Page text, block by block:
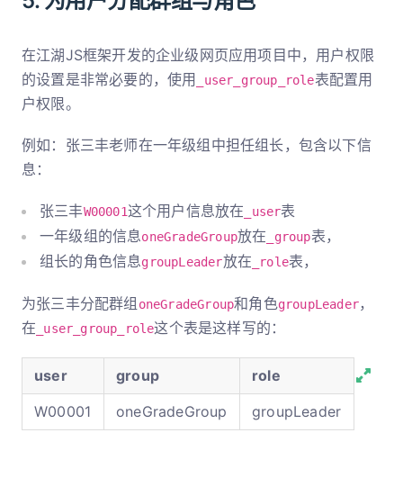
在江湖JS框架开发的企业级网页应用项目中，用户权限
的设置是非常必要的，使用 _user_group_role表配置用
户权限。
例如：张三丰老师在一年级组中担任组长，包含以下信
息：
张三丰W00001这个用户信息放在 _user表
一年级组的信息oneGradeGroup放在 _group表，
组长的角色信息groupLeader放在 _role表，
为张三丰分配群组 oneGradeGroup和角色groupLeader，
在 _user_group_role这个表是这样写的：
user group
role
W00001
oneGradeGroup groupLeader